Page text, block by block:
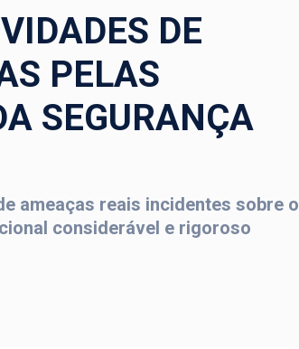
DE
PELAS
SEGURANÇA
ameaças reais incidentes sobre o
considerável e rigoroso